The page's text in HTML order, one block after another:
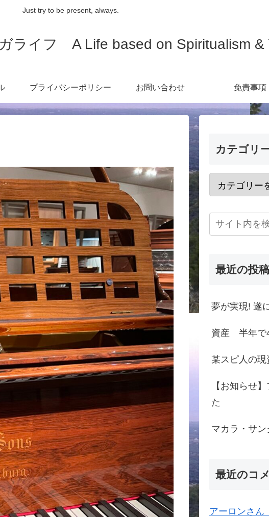
Just try to be present, always.
ライフ A Life based on Spiritualism &
プライバシーポリシー お問い合わせ 免責事項
カテゴリ
最近の投稿
夢が実現! 遂
資産 半年で
某スピ人の
【お知らせ
た
マカラ・サ
最近のコ
アーロンさん